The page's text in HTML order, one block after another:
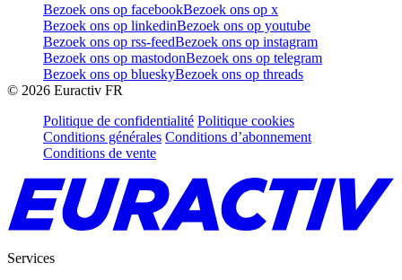
Bezoek ons op facebookBezoek ons op x
Bezoek ons op linkedinBezoek ons op youtube
Bezoek ons op rss-feedBezoek ons op instagram
Bezoek ons op mastodonBezoek ons op telegram
Bezoek ons op blueskyBezoek ons op threads
© 2026 Euractiv FR
Politique de confidentialité Politique cookies
Conditions générales Conditions d’abonnement
Conditions de vente
Services